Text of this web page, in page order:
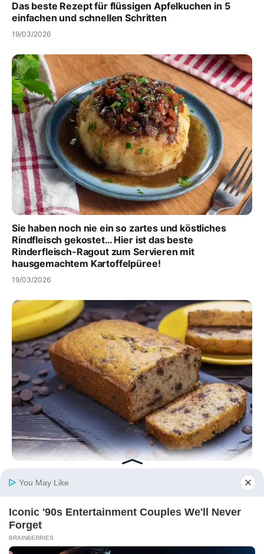
Das beste Rezept für flüssigen Apfelkuchen in 5
einfachen und schnellen Schritten
19/03/2026
Sie haben noch nie ein so zartes und köstliches
Rindfleisch gekostet… Hier ist das beste
Rinderfleisch-Ragout zum Servieren mit
hausgemachtem Kartoffelpüree!
19/03/2026
Ein Bananenbrot ohne Ei, das alle
18/03/2026